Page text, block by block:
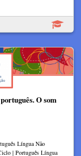
O som
Língua Não
| Português Língua